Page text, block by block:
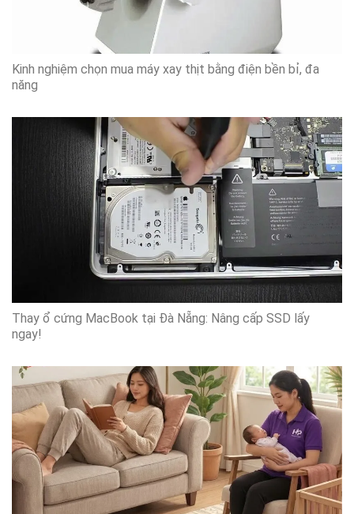
Kinh nghiệm chọn mua máy xay thịt bằng điện bền bỉ, đa
năng
Thay ổ cứng MacBook tại Đà Nẵng: Nâng cấp SSD lấy
ngay!